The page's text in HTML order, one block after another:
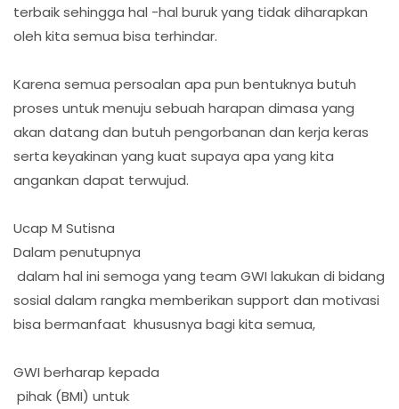
terbaik sehingga hal -hal buruk yang tidak diharapkan
oleh kita semua bisa terhindar.
Karena semua persoalan apa pun bentuknya butuh
proses untuk menuju sebuah harapan dimasa yang
akan datang dan butuh pengorbanan dan kerja keras
serta keyakinan yang kuat supaya apa yang kita
angankan dapat terwujud.
Ucap M Sutisna
Dalam penutupnya
dalam hal ini semoga yang team GWI lakukan di bidang
sosial dalam rangka memberikan support dan motivasi
bisa bermanfaat khususnya bagi kita semua,
GWI berharap kepada
pihak (BMI) untuk